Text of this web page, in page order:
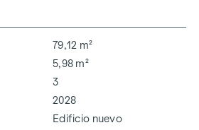
79,12 m²
5,98 m²
3
2028
Edificio nuevo